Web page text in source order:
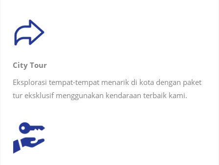
City Tour
Eksplorasi tempat-tempat menarik di kota dengan paket
tur eksklusif menggunakan kendaraan terbaik kami.